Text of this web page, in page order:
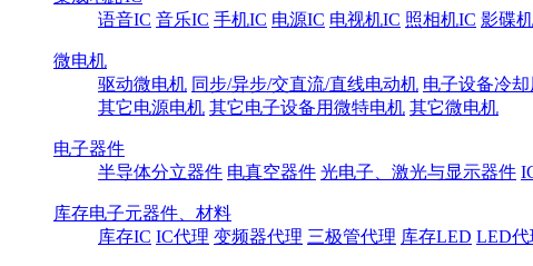
语音IC 音乐IC 手机IC 电源IC 电视机IC 照相机IC 影碟
微电机
驱动微电机 同步/异步/交直流/直线电动机 电子设备冷
其它电源电机 其它电子设备用微特电机 其它微电机
电子器件
半导体分立器件 电真空器件 光电子、激光与显示器件
库存电子元器件、材料
库存IC IC代理 变频器代理 三极管代理 库存LED LED代